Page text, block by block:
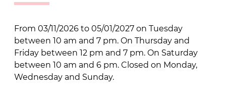
From 03/11/2026 to 05/01/2027 on Tuesday
between 10 am and 7 pm. On Thursday and
Friday between 12 pm and 7 pm. On Saturday
between 10 am and 6 pm. Closed on Monday,
Wednesday and Sunday.